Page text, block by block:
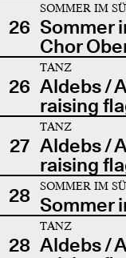
26
SOMMER IM
Sommer
Chor
26
TANZ
Aldebs /
raising
27
TANZ
Aldebs /
raising
28
SOMMER IM
Sommer
28
TANZ
Aldebs /